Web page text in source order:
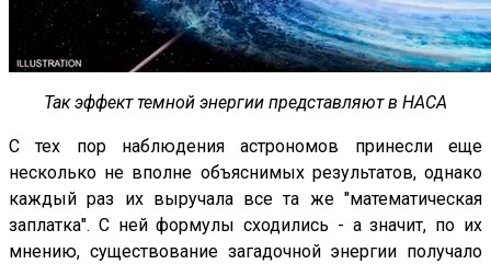
Так эффект темной энергии представляют в НАСА
С тех пор наблюдения астрономов принесли еще
несколько не вполне объяснимых результатов, однако
каждый раз их выручала все та же "математическая
заплатка". С ней формулы сходились - а значит, по их
мнению, существование загадочной энергии получало